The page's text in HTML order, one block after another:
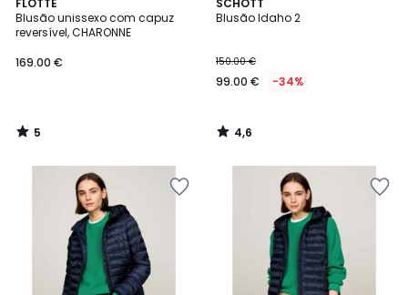
FLOTTE
Blusão unissexo com capuz
reversível, CHARONNE
169.00 €
/
5
5
/
SCHOTT
Blusão Idaho 2
150.00 €
99.00 € -34%
/ 5
4,6
/